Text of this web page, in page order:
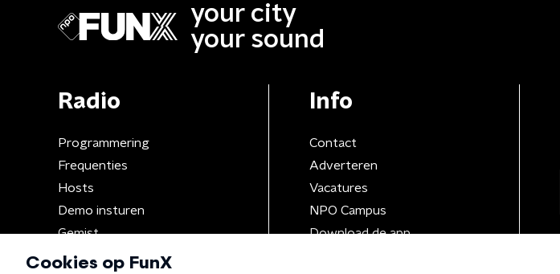
your city
your sound
Radio
Programmering
Frequenties
Hosts
Demo insturen
Gemist
Info
Contact
Adverteren
Vacatures
NPO Campus
Download de app